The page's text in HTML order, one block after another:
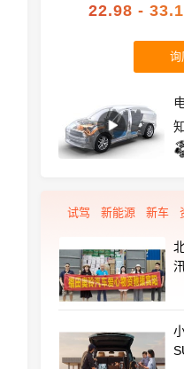
22.98 -
询
试驾 新能源 新车